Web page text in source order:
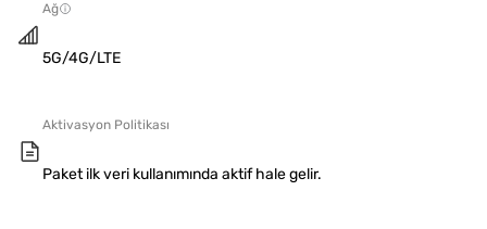
Ağ
5G/4G/LTE
Aktivasyon Politikası
Paket ilk veri kullanımında aktif hale gelir.